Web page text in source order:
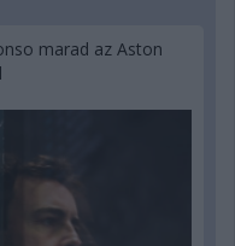
marad az Aston